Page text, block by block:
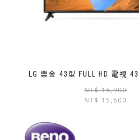
LG 樂金 43型 FULL HD 電視
NT$16,900
NT$ 15,800